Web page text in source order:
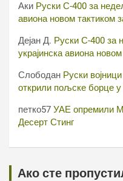
Аки Руски С-400 за
авиона новом тактиком
Дејан Д. Руски С-400 за
украјинска авиона
Слободан Руски
открили пољске борце
петко57 УАЕ опремили
Десерт Стинг
Ако сте